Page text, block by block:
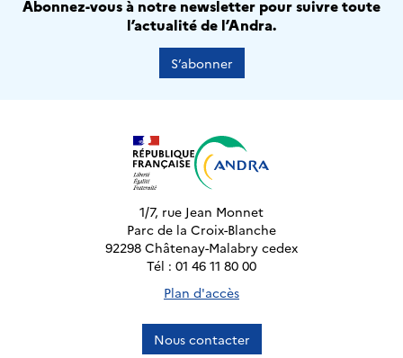
Abonnez-vous à notre newsletter pour suivre toute
l’actualité de l’Andra.
S’abonner
1/7, rue Jean Monnet
Parc de la Croix-Blanche
92298 Châtenay-Malabry cedex
Tél : 01 46 11 80 00
Plan d'accès
Nous contacter